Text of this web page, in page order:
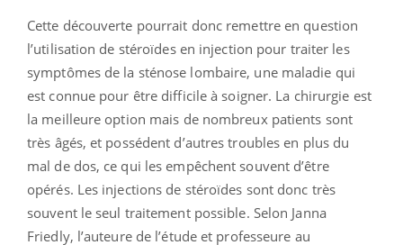
Cette découverte pourrait donc remettre en question
l’utilisation de stéroïdes en injection pour traiter les
symptômes de la sténose lombaire, une maladie qui
est connue pour être difficile à soigner. La chirurgie est
la meilleure option mais de nombreux patients sont
très âgés, et possédent d’autres troubles en plus du
mal de dos, ce qui les empêchent souvent d’être
opérés. Les injections de stéroïdes sont donc très
souvent le seul traitement possible. Selon Janna
Friedly, l’auteure de l’étude et professeure au